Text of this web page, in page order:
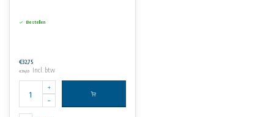
Bestellen
€32,75
€39,63 Incl. btw